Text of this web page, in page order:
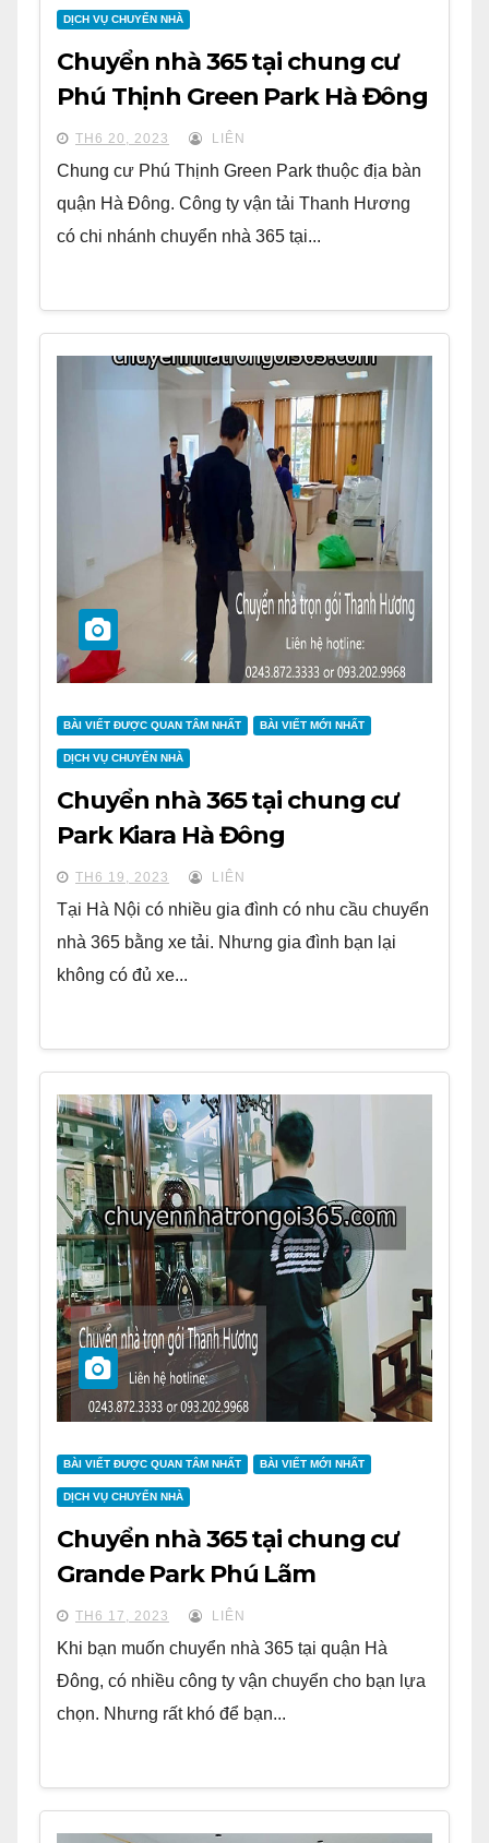
DỊCH VỤ CHUYỂN NHÀ
Chuyển nhà 365 tại chung cư
Phú Thịnh Green Park Hà Đông
TH6 20, 2023 LIÊN
Chung cư Phú Thịnh Green Park thuộc địa bàn
quận Hà Đông. Công ty vận tải Thanh Hương
có chi nhánh chuyển nhà 365 tại...
BÀI VIẾT ĐƯỢC QUAN TÂM NHẤT BÀI VIẾT MỚI NHẤT
DỊCH VỤ CHUYỂN NHÀ
Chuyển nhà 365 tại chung cư
Park Kiara Hà Đông
TH6 19, 2023 LIÊN
Tại Hà Nội có nhiều gia đình có nhu cầu chuyển
nhà 365 bằng xe tải. Nhưng gia đình bạn lại
không có đủ xe...
BÀI VIẾT ĐƯỢC QUAN TÂM NHẤT BÀI VIẾT MỚI NHẤT
DỊCH VỤ CHUYỂN NHÀ
Chuyển nhà 365 tại chung cư
Grande Park Phú Lãm
TH6 17, 2023 LIÊN
Khi bạn muốn chuyển nhà 365 tại quận Hà
Đông, có nhiều công ty vận chuyển cho bạn lựa
chọn. Nhưng rất khó để bạn...